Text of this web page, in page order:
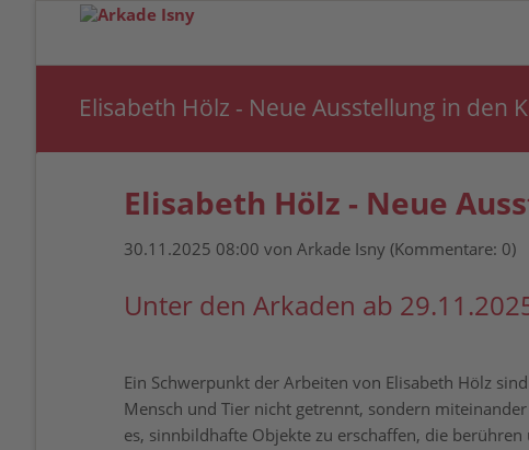
Elisabeth Hölz - Neue Ausstellung in den
Elisabeth Hölz - Neue
30.11.2025 08:00 von Arkade Isny (Kommentare: 0)
Unter den Arkaden ab
Ein Schwerpunkt der Arbeiten von Elisabeth Hölz
Mensch und Tier nicht getrennt, sondern
es, sinnbildhafte Objekte zu erschaffen, die